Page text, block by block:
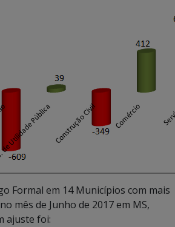
Formal em 14 Municípios com mais
mês de Junho de 2017 em MS,
ajuste foi: